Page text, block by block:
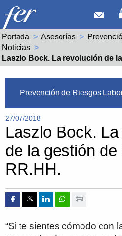
Portada Asesorías
Noticias
Actual:
Laszlo Bock. La revolución de la gestión
Prevención de Riesgos
27/07/2018
Laszlo Bock.
de la gestión
RR.HH.
Compartir por Facebook
Compartir por Twitter
Compartir por
Compartir por
Imprimir
“Si te sientes cómodo con